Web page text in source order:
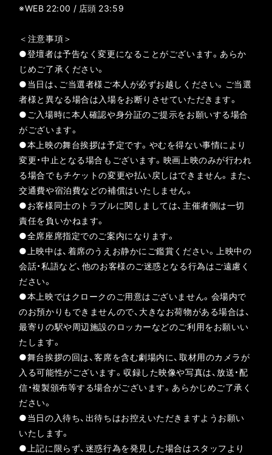
※WEB 22:00 / 店頭 23:59
＜注意事項＞
●登壇者は予告なく変更になることがございます。あらか
じめご了承ください。
●当日は、ご当選者様ご本人が必ずお越しください。ご当選
者様と異なる場合は入場をお断りさせていただきます。
●ご入場時に本人確認や身分証のご提示をお願いする場合
がございます。
●本上映の舞台挨拶は予定です。やむを得ない事情により
変更・中止となる場合もございます。映画上映のみが行われ
る場合でもチケットの変更や払い戻しはできません。また、
交通費や宿泊費などの補償はいたしません。
●お客様同士のトラブルに関しましては、主催者側は一切
責任を負いかねます。
●全席座席指定でのご案内になります。
●上映中は、着席のうえお静かにご鑑賞ください。上映中の
会話・私語など、他のお客様のご迷惑となる行為はご遠慮く
ださい。
●本上映ではクロークのご用意はございません。会場内で
のお預かりもできませんので、大きなお荷物がある場合は、
最寄りの駅や周辺施設のロッカーなどのご利用をお願いい
たします。
●舞台挨拶の回は、客席を含む劇場内に、取材用のカメラが
入る可能性がございます。収録した映像や写真は、放送・配
信・複製頒布等する場合がございます。あらかじめご了承く
ださい。
●当日の入待ち、出待ちはお控えいただきますようお願い
いたします。
●上記に限らず、迷惑行為を発見した場合はスタッフより